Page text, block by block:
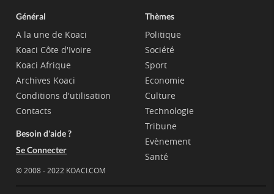
Général
A la une de Koaci
Koaci Côte d'Ivoire
Koaci Afrique
Archives Koaci
Conditions d'utilisation
Contacts
Besoin d'aide ?
Se Connecter
© 2008 - 2022 KOACI.COM
Thèmes
Politique
Société
Sport
Economie
Culture
Technologie
Tribune
Evènement
Santé